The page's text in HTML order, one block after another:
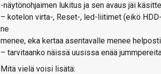
-näytönohjaimen lukitus ja sen avaus jäi
– kotelon virta-, Reset-, led-liitimet (eikö
ne
menee, eka kertaa asentavalle menee
– tarvitaanko näissä uusissa enää
Mitä vielä voisi lisätä: